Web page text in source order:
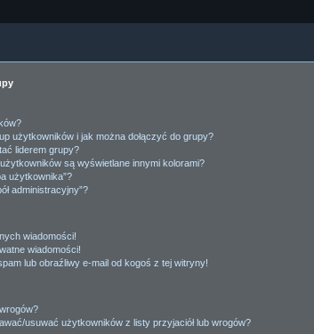
użytkowników i jak można dołączyć do grupy?
liderem grupy?
są wyświetlane innymi kolorami?
użytkownika”?
administracyjny”?
wiadomości!
wiadomości!
lub obraźliwy e-mail od kogoś z tej witryny!
usuwać użytkowników z listy przyjaciół lub wrogów?